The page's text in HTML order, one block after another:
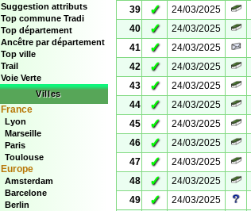
Suggestion attributs
Top commune Tradi
Top département
Ancêtre par département
Top ville
Trail
Voie Verte
Villes
France
Lyon
Marseille
Paris
Toulouse
Europe
Amsterdam
Barcelone
Berlin
39
✓ 24/03/2025
40
✓ 24/03/2025
41
✓ 24/03/2025
42
✓ 24/03/2025
43
✓ 24/03/2025
44
✓ 24/03/2025
45
✓ 24/03/2025
46
✓ 24/03/2025
47
✓ 24/03/2025
48
✓ 24/03/2025
49
✓ 24/03/2025